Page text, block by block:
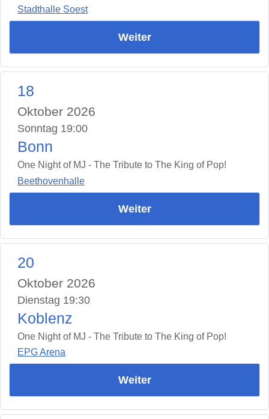
Stadthalle Soest
Weiter
18
Oktober 2026
Sonntag 19:00
Bonn
One Night of MJ - The Tribute to The King of Pop!
Beethovenhalle
Weiter
20
Oktober 2026
Dienstag 19:30
Koblenz
One Night of MJ - The Tribute to The King of Pop!
EPG Arena
Weiter